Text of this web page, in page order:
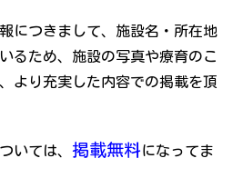
につきまして、施設名・所在地
るため、施設の写真や療育のこ
より充実した内容での掲載を頂
いては、 掲載無料になってま